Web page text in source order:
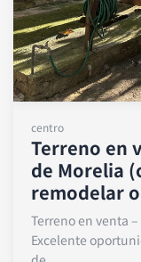
centro
Terreno en
de Morelia
remodelar
Terreno en venta –
Excelente